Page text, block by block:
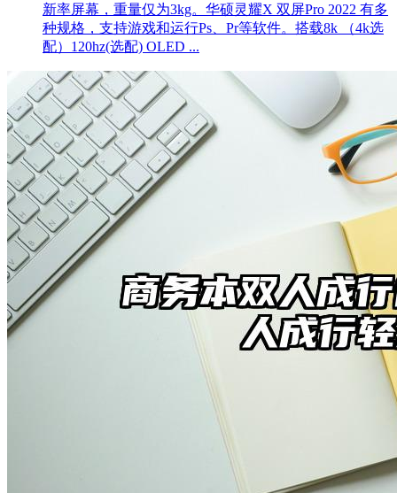
新率屏幕，重量仅为3kg。华硕灵耀X 双屏Pro 2022 有多
种规格，支持游戏和运行Ps、Pr等软件。搭载8k （4k选
配）120hz(选配) OLED ...